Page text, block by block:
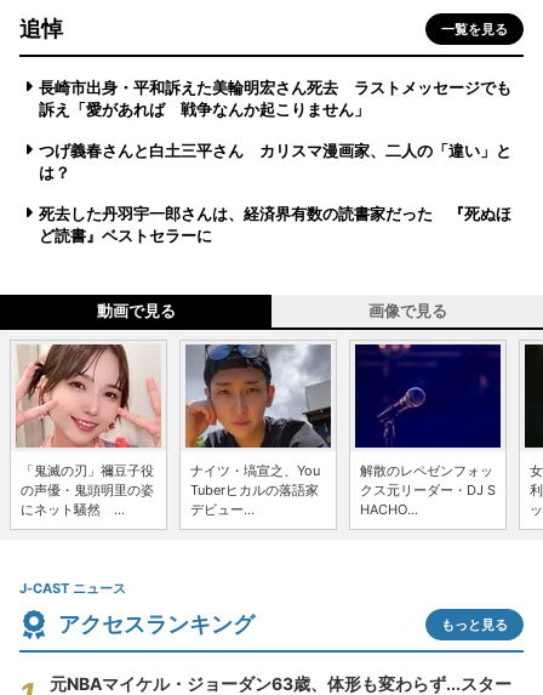
追悼 一覧を見る
長崎市出身・平和訴えた美輪明宏さん死去 ラストメッセージでも
訴え「愛があれば 戦争なんか起こりません」
つげ義春さんと白土三平さん カリスマ漫画家、二人の「違い」と
は？
死去した丹羽宇一郎さんは、経済界有数の読書家だった 『死ぬほ
ど読書』ベストセラーに
動画で見る 画像で見る
「鬼滅の刃」禰豆子役
の声優・鬼頭明里の姿
にネット騒然 ...
ナイツ・塙宣之、You
Tuberヒカルの落語家
デビュー...
解散のレペゼンフォッ
クス元リーダー・DJ S
HACHO...
J-CAST ニュース
アクセスランキング もっと見る
元NBAマイケル・ジョーダン63歳、体形も変わらず...スター